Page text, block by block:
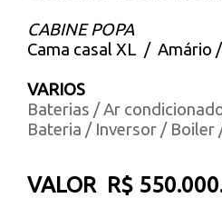
CABINE POPA
Cama casal XL / Amário
VARIOS
Baterias / Ar
Bateria / Inversor / Boiler
VALOR R$